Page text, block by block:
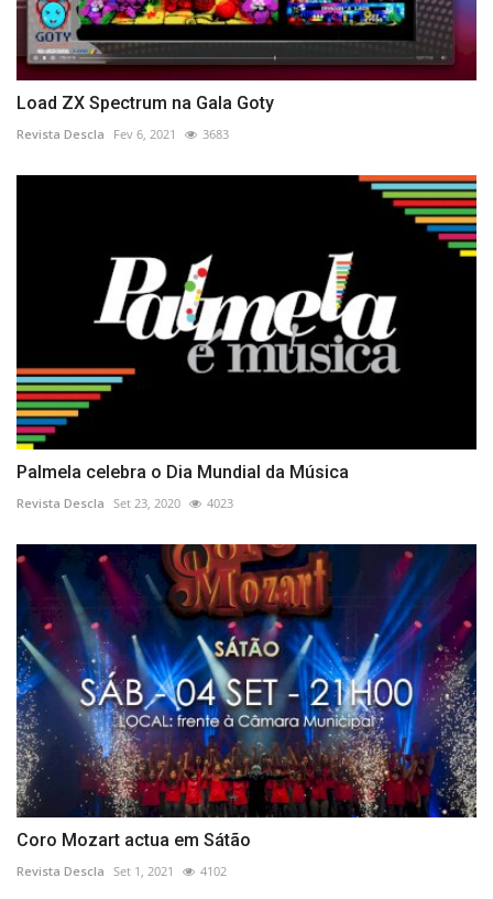
Load ZX Spectrum na Gala Goty
Revista Descla Fev 6, 2021 3683
Palmela celebra o Dia Mundial da Música
Revista Descla Set 23, 2020 4023
Coro Mozart actua em Sátão
Revista Descla Set 1, 2021 4102